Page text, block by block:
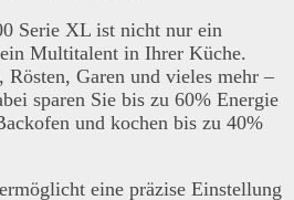
Serie XL ist nicht nur ein
Multitalent in Ihrer Küche.
Garen und vieles mehr –
sparen Sie bis zu 60% Energie
und kochen bis zu 40%
eine präzise Einstellung